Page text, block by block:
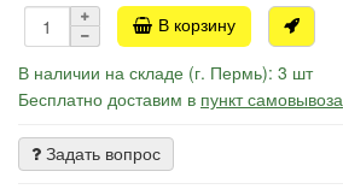
В корзину
В наличии на складе (г. Пермь): 3 шт
Бесплатно доставим в пункт самовывоза
Задать вопрос